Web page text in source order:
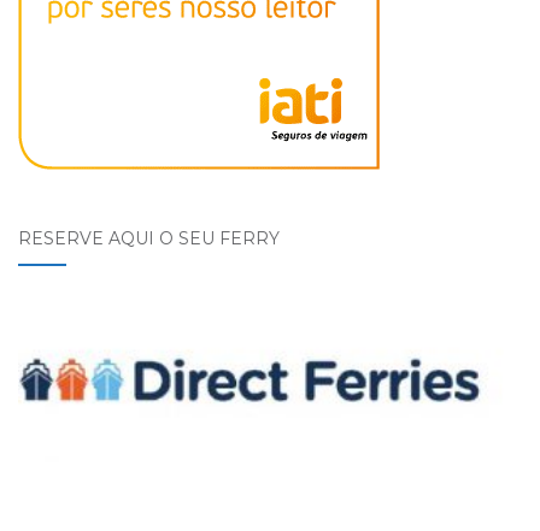
RESERVE AQUI O SEU FERRY